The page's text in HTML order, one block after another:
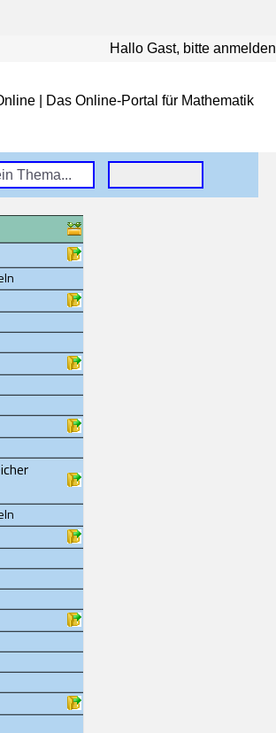
Hallo Gast, bitte anmelden